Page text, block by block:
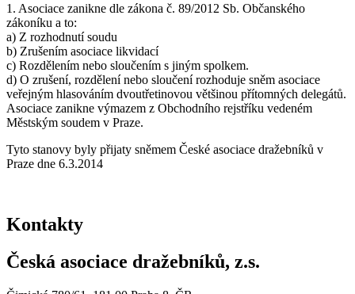
1. Asociace zanikne dle zákona č. 89/2012 Sb. Občanského
zákoníku a to:
a) Z rozhodnutí soudu
b) Zrušením asociace likvidací
c) Rozdělením nebo sloučením s jiným spolkem.
d) O zrušení, rozdělení nebo sloučení rozhoduje sněm asociace
veřejným hlasováním dvoutřetinovou většinou přítomných delegátů.
Asociace zanikne výmazem z Obchodního rejstříku vedeném
Městským soudem v Praze.
Tyto stanovy byly přijaty sněmem České asociace dražebníků v
Praze dne 6.3.2014
Kontakty
Česká asociace dražebníků, z.s.